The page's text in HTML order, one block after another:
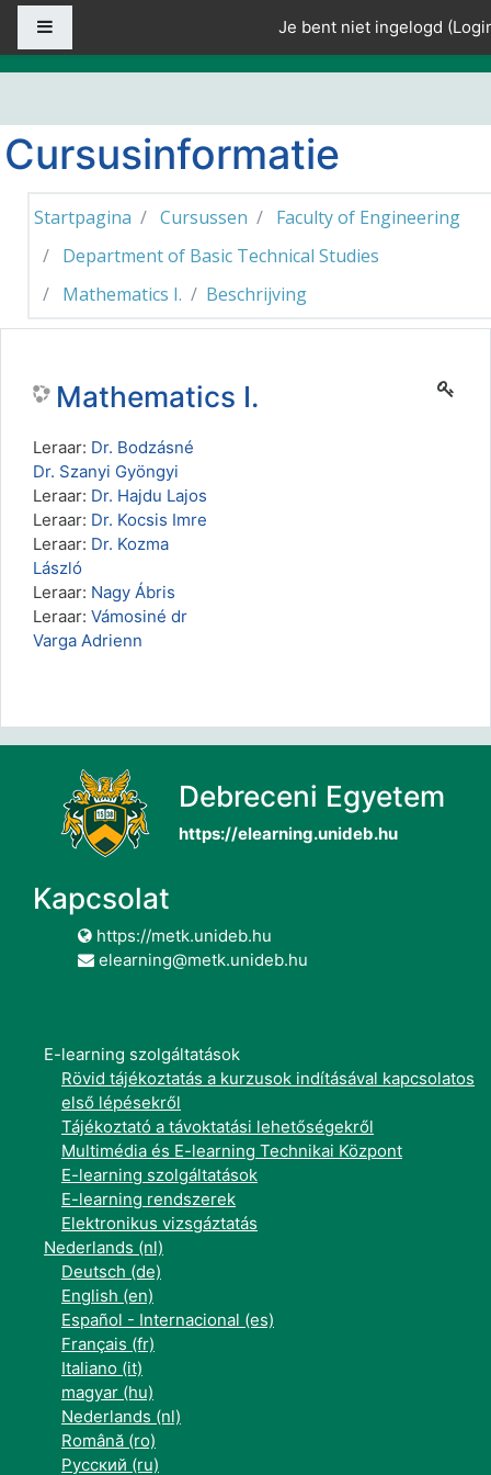
Ga naar hoofdinhoud
Je bent niet ingelogd (
Cursusinformatie
Startpagina Cursussen
Faculty of Engineering
Department of Basic Technical Studies
Mathematics I.
Beschrijving
Mathematics I.
Leraar: Dr. Bodzásné
Dr. Szanyi Gyöngyi
Leraar: Dr. Hajdu Lajos
Leraar: Dr. Kocsis Imre
Leraar: Dr. Kozma
László
Leraar: Nagy Ábris
Leraar: Vámosiné dr
Varga Adrienn
Debreceni Egyetem
https://elearning.unideb.hu
Kapcsolat
https://metk.unideb.hu
elearning@metk.unideb.hu
E-learning szolgáltatások
Rövid tájékoztatás a kurzusok indításával kapcsolatos
első lépésekről
Tájékoztató a távoktatási lehetőségekről
Multimédia és E-learning Technikai Központ
E-learning szolgáltatások
E-learning rendszerek
Elektronikus vizsgáztatás
Nederlands ‎(nl)‎
Deutsch ‎(de)‎
English ‎(en)‎
Español - Internacional ‎(es)‎
Français ‎(fr)‎
Italiano ‎(it)‎
magyar ‎(hu)‎
Nederlands ‎(nl)‎
Română ‎(ro)‎
Русский ‎(ru)‎